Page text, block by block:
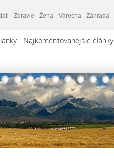
Zdravie Žena Varecha Záhrada
Najkomentovanejšie články